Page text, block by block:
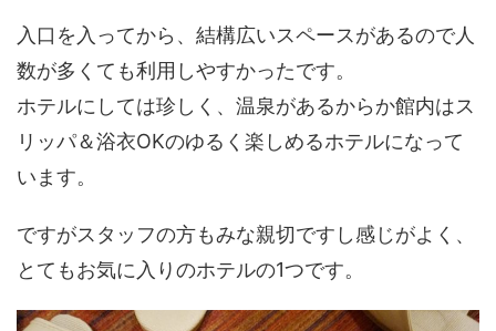
入口を入ってから、結構広いスペースがあるので人
数が多くても利用しやすかったです。
ホテルにしては珍しく、温泉があるからか館内はス
リッパ＆浴衣OKのゆるく楽しめるホテルになって
います。
ですがスタッフの方もみな親切ですし感じがよく、
とてもお気に入りのホテルの1つです。